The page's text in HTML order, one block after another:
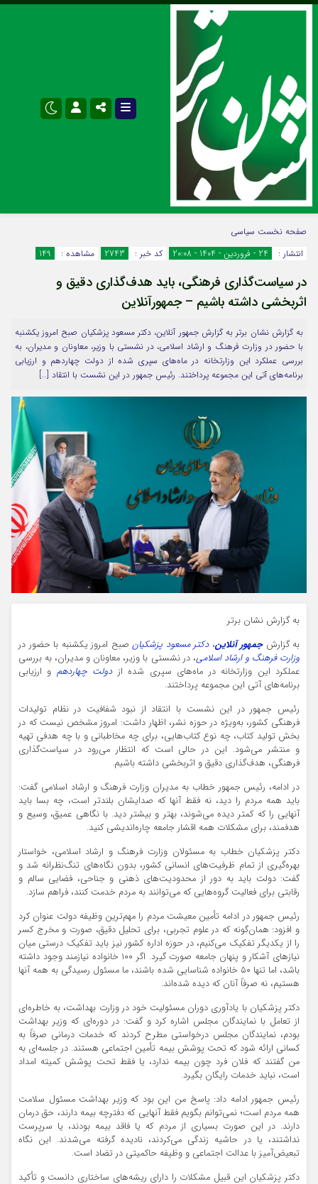
اینستاگرام
سروش
ایتا
آپارات
اپلیکیشن رمز عبور
مرا به خاطر بسپار
Forget Password
صفحه نخست سیاسی
انتشار :
24 - فروردین - 1404 - 20:08 کد خبر : 2743 مشاهده : 149
در سیاست‌گذاری فرهنگی، باید هدف‌گذاری دقیق و
اثربخشی داشته باشیم – جمهورآنلاین
به گزارش نشان برتر به گزارش جمهور آنلاین، دکتر مسعود پزشکیان صبح امروز یکشنبه
با حضور در وزارت فرهنگ و ارشاد اسلامی، در نشستی با وزیر، معاونان و مدیران، به
بررسی عملکرد این وزارتخانه در ماه‌های سپری شده از دولت چهاردهم و ارزیابی
برنامه‌های آتی این مجموعه پرداختند. رئیس جمهور در این نشست با انتقاد […]
به گزارش نشان برتر
به گزارشجمهور آنلاین،دکتر مسعود پزشکیان صبح امروز یکشنبه با حضور در
وزارت فرهنگ و ارشاد اسلامی، در نشستی با وزیر، معاونان و مدیران، به بررسی
عملکرد این وزارتخانه در ماه‌های سپری شده ازدولت چهاردهم و ارزیابی
برنامه‌های آتی این مجموعه پرداختند.
رئیس جمهور در این نشست با انتقاد از نبود شفافیت در نظام تولیدات
فرهنگی کشور، به‌ویژه در حوزه نشر، اظهار داشت: امروز مشخص نیست که در
بخش تولید کتاب، چه نوع کتاب‌هایی، برای چه مخاطبانی و با چه هدفی تهیه
و منتشر می‌شود. این در حالی است که انتظار می‌رود در سیاست‌گذاری
فرهنگی، هدف‌گذاری دقیق و اثربخشی داشته باشیم.
در ادامه، رئیس جمهور خطاب به مدیران وزارت فرهنگ و ارشاد اسلامی گفت:
باید همه مردم را دید، نه فقط آنها که صدایشان بلندتر است، چه بسا باید
آنهایی را که کمتر دیده می‌شوند، بهتر و بیشتر دید. با نگاهی عمیق، وسیع و
هدفمند، برای مشکلات همه اقشار جامعه چاره‌اندیشی کنید.
دکتر پزشکیان خطاب به مسئولان وزارت فرهنگ و ارشاد اسلامی، خواستار
بهره‌گیری از تمام ظرفیت‌های انسانی کشور، بدون نگاه‌های تنگ‌نظرانه شد و
گفت: دولت باید به دور از محدودیت‌های ذهنی و جناحی، فضایی سالم و
رقابتی برای فعالیت گروه‌هایی که می‌توانند به مردم خدمت کنند، فراهم سازد.
رئیس جمهور در ادامه تأمین معیشت مردم را مهم‌ترین وظیفه دولت عنوان کرد
و افزود: همان‌گونه که در علوم تجربی، برای تحلیل دقیق، صورت و مخرج کسر
را از یکدیگر تفکیک می‌کنیم، در حوزه اداره کشور نیز باید تفکیک درستی میان
نیازهای آشکار و پنهان جامعه صورت گیرد. اگر ۱۰۰ خانواده نیازمند وجود داشته
باشد، اما تنها ۵۰ خانواده شناسایی شده باشند، ما مسئول رسیدگی به همه آنها
هستیم، نه صرفاً آنان که دیده شده‌اند.
دکتر پزشکیان با یادآوری دوران مسئولیت خود در وزارت بهداشت، به خاطره‌ای
از تعامل با نمایندگان مجلس اشاره کرد و گفت: در دوره‌ای که وزیر بهداشت
بودم، نمایندگان مجلس درخواستی مطرح کردند که خدمات درمانی صرفاً به
کسانی ارائه شود که تحت پوشش بیمه تأمین اجتماعی هستند. در جلسه‌ای به
من گفتند که فلان فرد چون بیمه ندارد، یا فقط تحت پوشش کمیته امداد
است، نباید خدمات رایگان بگیرد.
رئیس جمهور ادامه داد: پاسخ من این بود که وزیر بهداشت مسئول سلامت
همه مردم است؛ نمی‌توانم بگویم فقط آنهایی که دفترچه بیمه دارند، حق درمان
دارند. در این صورت بسیاری از مردم که یا فاقد بیمه بودند، یا سرپرست
نداشتند، یا در حاشیه زندگی می‌کردند، نادیده گرفته می‌شدند. این نگاه
تبعیض‌آمیز با عدالت اجتماعی و وظیفه حاکمیتی در تضاد است.
دکتر پزشکیان این قبیل مشکلات را دارای ریشه‌های ساختاری دانست و تأکید